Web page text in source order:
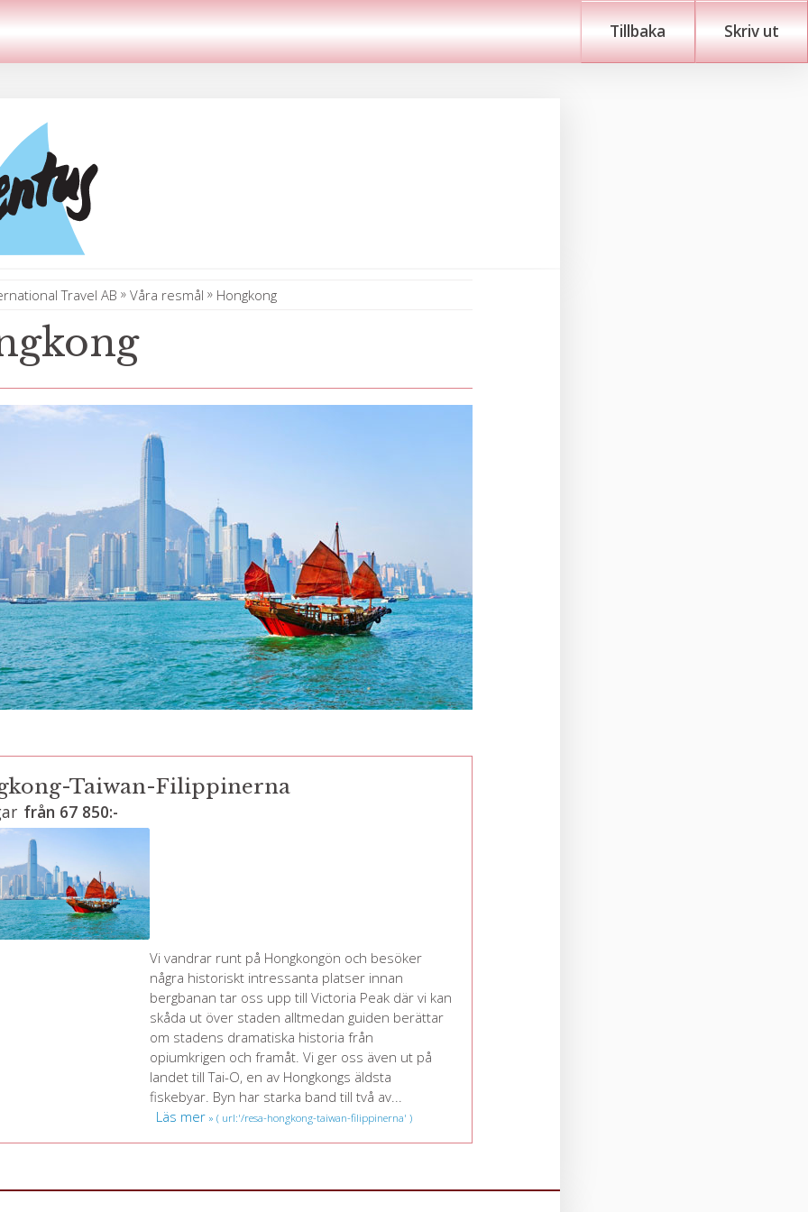
Tillbaka Skriv ut
Travel AB » Våra resmål » Hongkong
Taiwan-Filippinerna
från 67 850:-
Vi vandrar runt på Hongkongön och besöker
några historiskt intressanta platser innan
bergbanan tar oss upp till Victoria Peak där vi kan
skåda ut över staden alltmedan guiden berättar
om stadens dramatiska historia från
opiumkrigen och framåt. Vi ger oss även ut på
landet till Tai-O, en av Hongkongs äldsta
fiskebyar. Byn har starka band till två av...
Läs mer